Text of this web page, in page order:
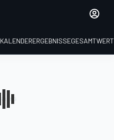
KALENDERERGEBNISSE